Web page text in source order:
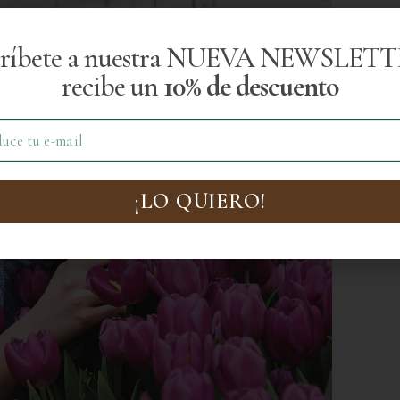
a nuestra NUEVA
recibe un10% de descuento
¡LO QUIERO!